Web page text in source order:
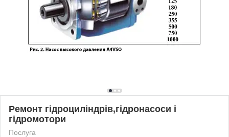
Ремонт гідроциліндрів,гідронасоси і
гідромотори
Послуга